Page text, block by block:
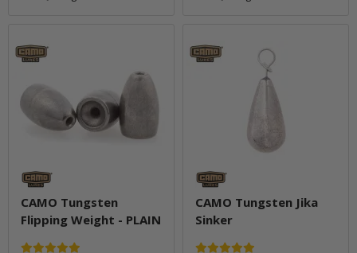
CAMO Tungsten
Flipping Weight - PLAIN
CAMO Tungsten Jika
Sinker